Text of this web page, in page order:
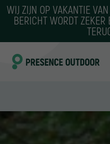
WIJ ZIJN OP VAKANTIE
BERICHT WORDT ZEKER